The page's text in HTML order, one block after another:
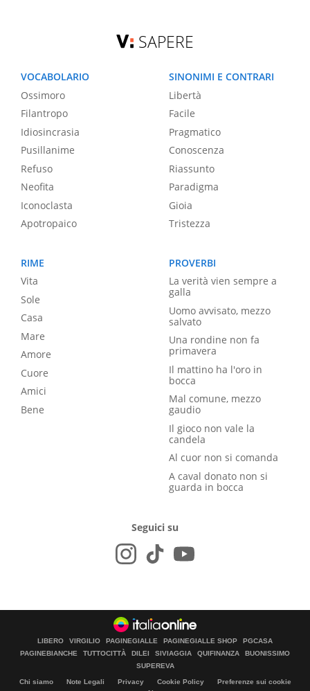
SAPERE
VOCABOLARIO
Ossimoro
Filantropo
Idiosincrasia
Pusillanime
Refuso
Neofita
Iconoclasta
Apotropaico
SINONIMI E CONTRARI
Libertà
Facile
Pragmatico
Conoscenza
Riassunto
Paradigma
Gioia
Tristezza
RIME
Vita
Sole
Casa
Mare
Amore
Cuore
Amici
Bene
PROVERBI
La verità vien sempre a
galla
Uomo avvisato, mezzo
salvato
Una rondine non fa
primavera
Il mattino ha l'oro in
bocca
Mal comune, mezzo
gaudio
Il gioco non vale la
candela
Al cuor non si comanda
A caval donato non si
guarda in bocca
Seguici su
LIBERO VIRGILIO PAGINEGIALLE PAGINEGIALLE SHOP
PGCASA
PAGINEBIANCHE
TUTTOCITTÀ DILEI SIVIAGGIA QUIFINANZA
BUONISSIMO
SUPEREVA
Chi siamo Note Legali Privacy Cookie Policy
Preferenze sui cookie